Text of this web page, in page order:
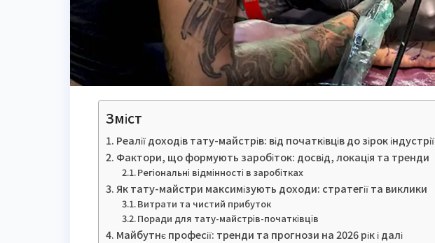
Зміст
Реалії доходів тату-майстрів: від початківців до зірок індустрії
Фактори, що формують заробіток: досвід, локація та тренди
Регіональні відмінності в заробітках
Як тату-майстри максимізують доходи: стратегії та виклики
Витрати та чистий прибуток
Поради для тату-майстрів-початківців
Майбутнє професії: тренди та прогнози на 2026 рік і далі